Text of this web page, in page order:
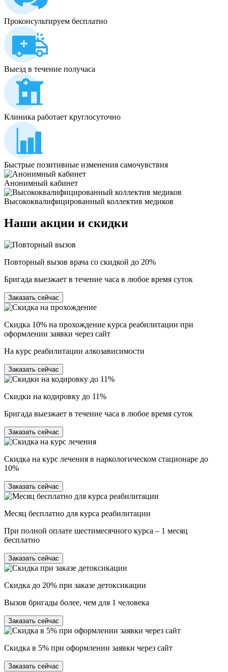
Проконсультируем бесплатно
Выезд в течение получаса
Клиника работает круглосуточно
Быстрые позитивные изменения самочувствия
Анонимный кабинет
Высококвалифицированный коллектив медиков
Наши акции и скидки
Повторный вызов врача со скидкой до 20%
Бригада выезжает в течение часа в любое время суток
Заказать сейчас
Скидка 10% на прохождение курса реабилитации при
оформлении заявки через сайт
На курс реабилитации алкозависимости
Заказать сейчас
Скидки на кодировку до 11%
Бригада выезжает в течение часа в любое время суток
Заказать сейчас
Скидка на курс лечения в наркологическом стационаре до
10%
Заказать сейчас
Месяц бесплатно для курса реабилитации
При полной оплате шестимесячного курса – 1 месяц
бесплатно
Заказать сейчас
Скидка до 20% при заказе детоксикации
Вызов бригады более, чем для 1 человека
Заказать сейчас
Скидка в 5% при оформлении заявки через сайт
Заказать сейчас